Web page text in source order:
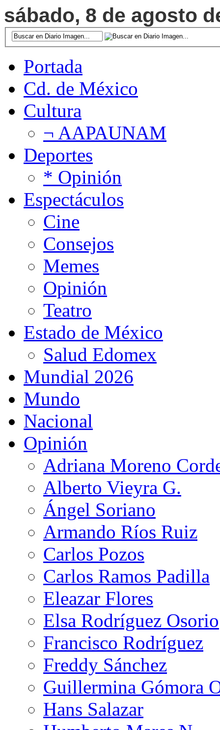
sábado, 8 de agosto
Portada
Cd. de México
Cultura
¬ AAPAUNAM
Deportes
* Opinión
Espectáculos
Cine
Consejos
Memes
Opinión
Teatro
Estado de México
Salud Edomex
Mundial 2026
Mundo
Nacional
Opinión
Adriana Moreno
Alberto Vieyra G.
Ángel Soriano
Armando Ríos Ruiz
Carlos Pozos
Carlos Ramos Padilla
Eleazar Flores
Elsa Rodríguez Osorio
Francisco Rodríguez
Freddy Sánchez
Guillermina Gómora
Hans Salazar